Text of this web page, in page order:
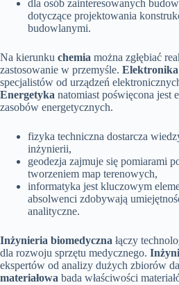
dla osób zainteresowanych
dotyczące projektowania
budowlanymi.
Na kierunku chemia można zgłębiać
zastosowanie w przemyśle.
specjalistów od urządzeń
Energetyka natomiast poświęcona jest
zasobów energetycznych.
fizyka techniczna dostarcza
inżynierii,
geodezja zajmuje się pomiarami
tworzeniem map terenowych,
informatyka jest kluczowym
absolwenci zdobywają
analityczne.
Inżynieria biomedyczna łączy
dla rozwoju sprzętu medycznego.
ekspertów od analizy dużych zbiorów
materiałowa bada właściwości